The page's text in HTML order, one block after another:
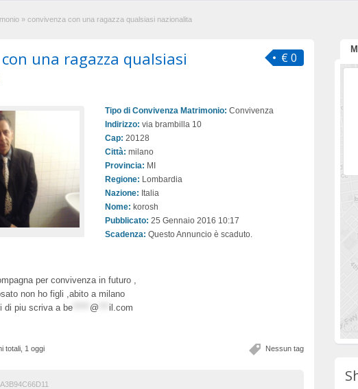
» convivenza con una ragazza qualsiasi nazionalita
€ 0
una ragazza qualsiasi
Tipo di Convivenza Matrimonio: Convivenza
Indirizzo: via brambilla 10
Cap: 20128
Città: milano
Provincia: MI
Regione: Lombardia
Nazione: Italia
Nome: korosh
Pubblicato: 25 Gennaio 2016 10:17
Scadenza: Questo Annuncio è scaduto.
per convivenza in futuro ,
non ho figli ,abito a milano
di piu scriva a be @
il.com
Nessun tag
totali, 1 oggi